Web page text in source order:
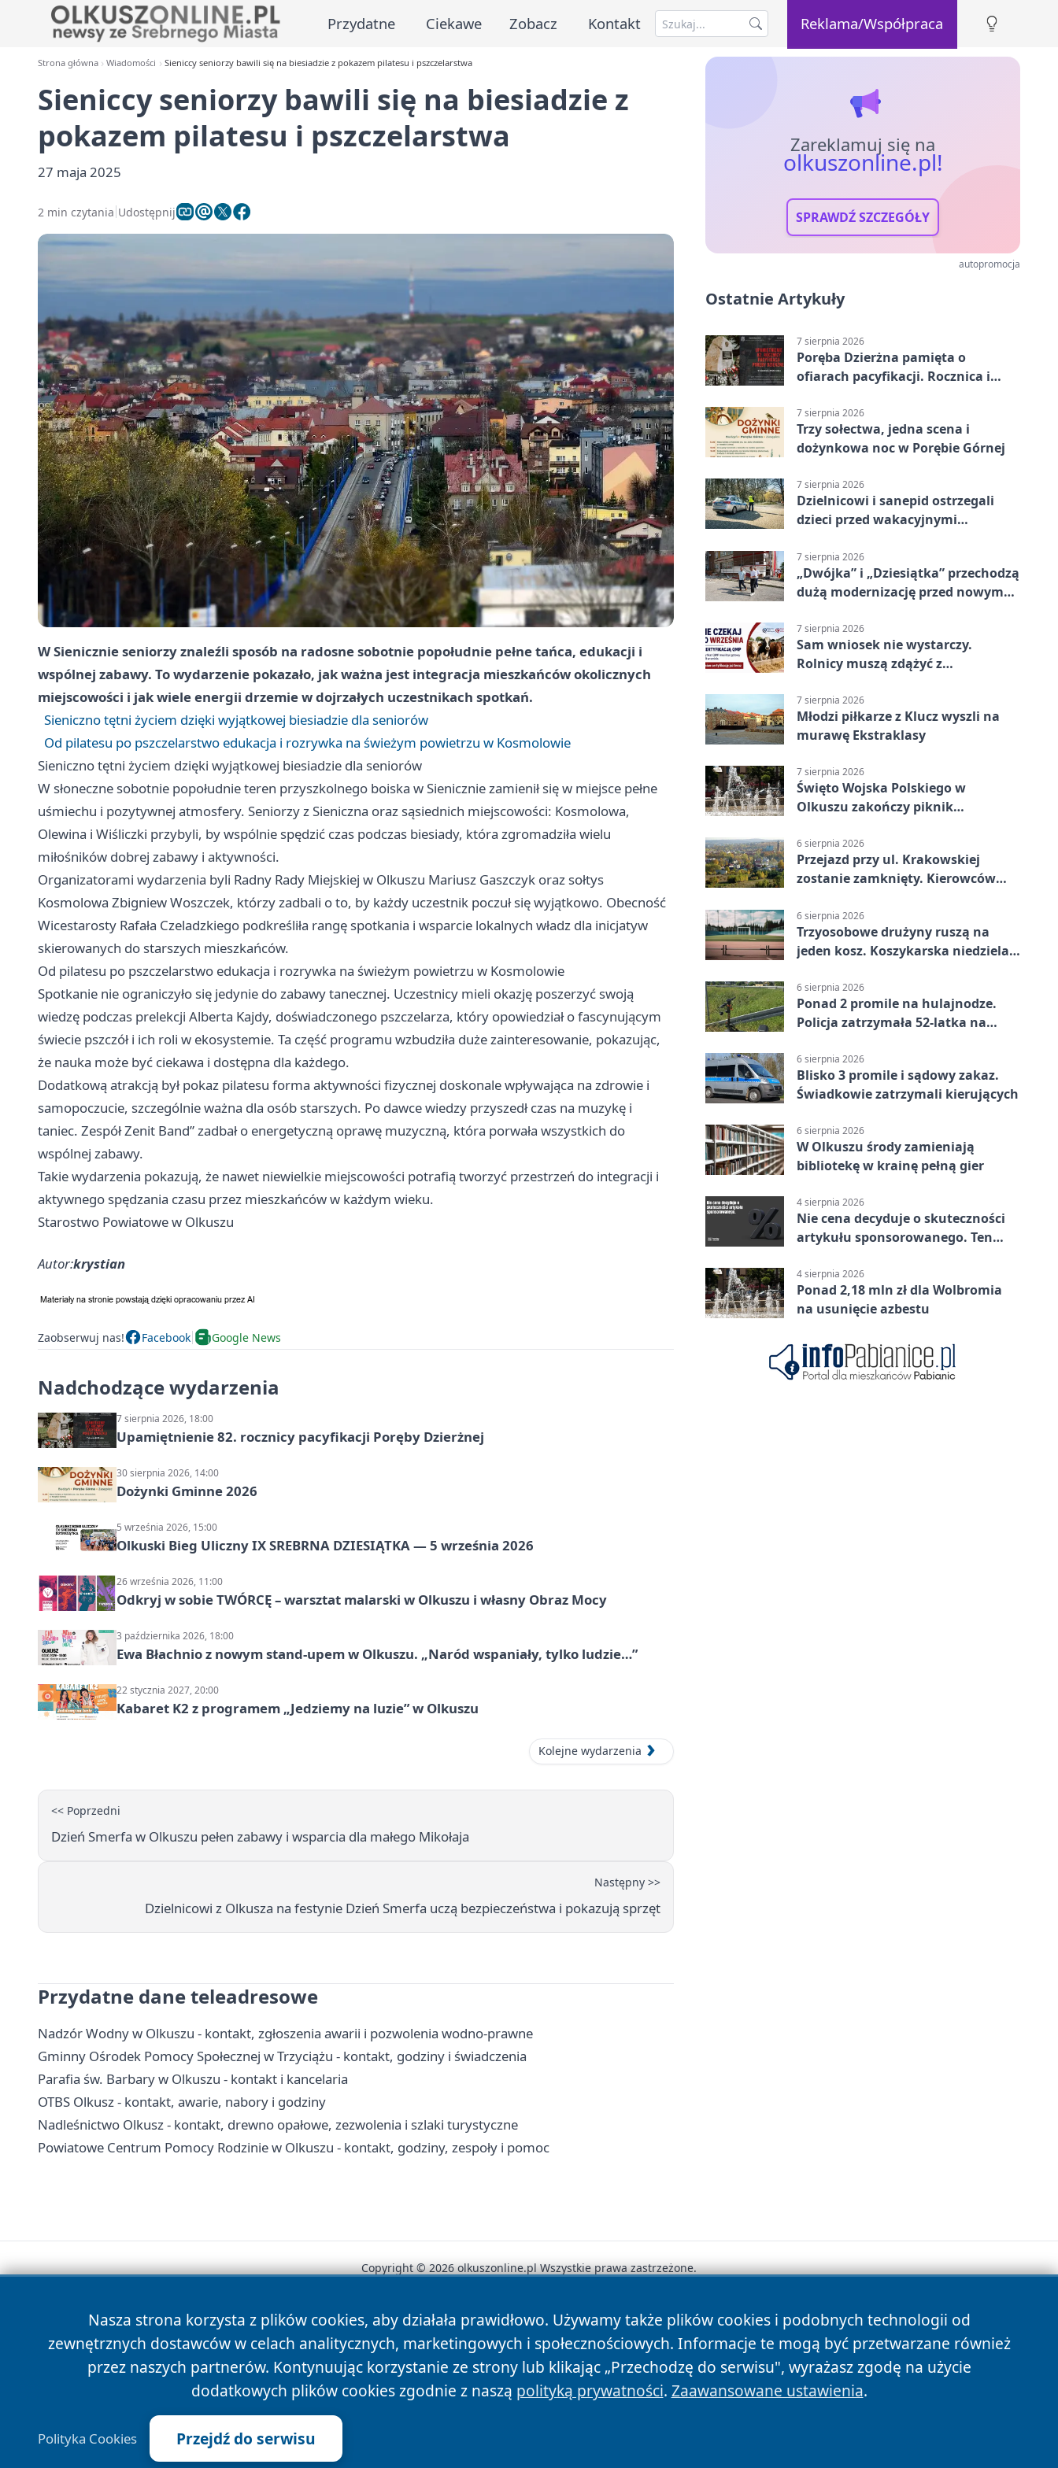
Przydatne Ciekawe Zobacz Kontakt Reklama/Współpraca
Strona główna Wiadomości Sieniccy seniorzy bawili się na biesiadzie z pokazem pilatesu i pszczelarstwa
Sieniccy seniorzy bawili się na biesiadzie z
pokazem pilatesu i pszczelarstwa
27 maja 2025
2 min czytania Udostępnij
W Sienicznie seniorzy znaleźli sposób na radosne sobotnie popołudnie pełne tańca, edukacji i
wspólnej zabawy. To wydarzenie pokazało, jak ważna jest integracja mieszkańców okolicznych
miejscowości i jak wiele energii drzemie w dojrzałych uczestnikach spotkań.
Sieniczno tętni życiem dzięki wyjątkowej biesiadzie dla seniorów
Od pilatesu po pszczelarstwo edukacja i rozrywka na świeżym powietrzu w Kosmolowie
Sieniczno tętni życiem dzięki wyjątkowej biesiadzie dla seniorów
W słoneczne sobotnie popołudnie teren przyszkolnego boiska w Sienicznie zamienił się w miejsce pełne
uśmiechu i pozytywnej atmosfery. Seniorzy z Sieniczna oraz sąsiednich miejscowości: Kosmolowa,
Olewina i Wiśliczki przybyli, by wspólnie spędzić czas podczas biesiady, która zgromadziła wielu
miłośników dobrej zabawy i aktywności.
Organizatorami wydarzenia byli Radny Rady Miejskiej w Olkuszu Mariusz Gaszczyk oraz sołtys
Kosmolowa Zbigniew Woszczek, którzy zadbali o to, by każdy uczestnik poczuł się wyjątkowo. Obecność
Wicestarosty Rafała Czeladzkiego podkreśliła rangę spotkania i wsparcie lokalnych władz dla inicjatyw
skierowanych do starszych mieszkańców.
Od pilatesu po pszczelarstwo edukacja i rozrywka na świeżym powietrzu w Kosmolowie
Spotkanie nie ograniczyło się jedynie do zabawy tanecznej. Uczestnicy mieli okazję poszerzyć swoją
wiedzę podczas prelekcji Alberta Kajdy, doświadczonego pszczelarza, który opowiedział o fascynującym
świecie pszczół i ich roli w ekosystemie. Ta część programu wzbudziła duże zainteresowanie, pokazując,
że nauka może być ciekawa i dostępna dla każdego.
Dodatkową atrakcją był pokaz pilatesu forma aktywności fizycznej doskonale wpływająca na zdrowie i
samopoczucie, szczególnie ważna dla osób starszych. Po dawce wiedzy przyszedł czas na muzykę i
taniec. Zespół Zenit Band” zadbał o energetyczną oprawę muzyczną, która porwała wszystkich do
wspólnej zabawy.
Takie wydarzenia pokazują, że nawet niewielkie miejscowości potrafią tworzyć przestrzeń do integracji i
aktywnego spędzania czasu przez mieszkańców w każdym wieku.
Starostwo Powiatowe w Olkuszu
Autor:krystian
Zaobserwuj nas! Facebook Google News
Nadchodzące wydarzenia
7 sierpnia 2026, 18:00
Upamiętnienie 82. rocznicy pacyfikacji Poręby Dzierżnej
30 sierpnia 2026, 14:00
Dożynki Gminne 2026
5 września 2026, 15:00
Olkuski Bieg Uliczny IX SREBRNA DZIESIĄTKA — 5 września 2026
26 września 2026, 11:00
Odkryj w sobie TWÓRCĘ – warsztat malarski w Olkuszu i własny Obraz Mocy
3 października 2026, 18:00
Ewa Błachnio z nowym stand-upem w Olkuszu. „Naród wspaniały, tylko ludzie…”
22 stycznia 2027, 20:00
Kabaret K2 z programem „Jedziemy na luzie” w Olkuszu
Kolejne wydarzenia
<< Poprzedni
Dzień Smerfa w Olkuszu pełen zabawy i wsparcia dla małego Mikołaja
Następny >>
Dzielnicowi z Olkusza na festynie Dzień Smerfa uczą bezpieczeństwa i pokazują sprzęt
Przydatne dane teleadresowe
Nadzór Wodny w Olkuszu - kontakt, zgłoszenia awarii i pozwolenia wodno-prawne
Gminny Ośrodek Pomocy Społecznej w Trzyciążu - kontakt, godziny i świadczenia
Parafia św. Barbary w Olkuszu - kontakt i kancelaria
OTBS Olkusz - kontakt, awarie, nabory i godziny
Nadleśnictwo Olkusz - kontakt, drewno opałowe, zezwolenia i szlaki turystyczne
Powiatowe Centrum Pomocy Rodzinie w Olkuszu - kontakt, godziny, zespoły i pomoc
Zareklamuj się na
olkuszonline.pl!
SPRAWDŹ SZCZEGÓŁY
autopromocja
Ostatnie Artykuły
7 sierpnia 2026
Poręba Dzierżna pamięta o
ofiarach pacyfikacji. Rocznica i
7 sierpnia 2026
Trzy sołectwa, jedna scena i
dożynkowa noc w Porębie Górnej
7 sierpnia 2026
Dzielnicowi i sanepid ostrzegali
dzieci przed wakacyjnymi
7 sierpnia 2026
„Dwójka” i „Dziesiątka” przechodzą
dużą modernizację przed nowym
7 sierpnia 2026
Sam wniosek nie wystarczy.
Rolnicy muszą zdążyć z
7 sierpnia 2026
Młodzi piłkarze z Klucz wyszli na
murawę Ekstraklasy
7 sierpnia 2026
Święto Wojska Polskiego w
Olkuszu zakończy piknik
6 sierpnia 2026
Przejazd przy ul. Krakowskiej
zostanie zamknięty. Kierowców
6 sierpnia 2026
Trzyosobowe drużyny ruszą na
jeden kosz. Koszykarska niedziela
6 sierpnia 2026
Ponad 2 promile na hulajnodze.
Policja zatrzymała 52-latka na
6 sierpnia 2026
Blisko 3 promile i sądowy zakaz.
Świadkowie zatrzymali kierujących
6 sierpnia 2026
W Olkuszu środy zamieniają
bibliotekę w krainę pełną gier
4 sierpnia 2026
Nie cena decyduje o skuteczności
artykułu sponsorowanego. Ten
4 sierpnia 2026
Ponad 2,18 mln zł dla Wolbromia
na usunięcie azbestu
Nasza strona korzysta z plików cookies, aby działała prawidłowo. Używamy także plików cookies i podobnych technologii od
zewnętrznych dostawców w celach analitycznych, marketingowych i społecznościowych. Informacje te mogą być przetwarzane również
przez naszych partnerów. Kontynuując korzystanie ze strony lub klikając „Przechodzę do serwisu", wyrażasz zgodę na użycie
dodatkowych plików cookies zgodnie z naszą polityką prywatności. Zaawansowane ustawienia.
Polityka Cookies Przejdź do serwisu
Copyright © 2026 olkuszonline.pl Wszystkie prawa zastrzeżone.
News Autorzy Polityka Prywatności Polityka Cookies